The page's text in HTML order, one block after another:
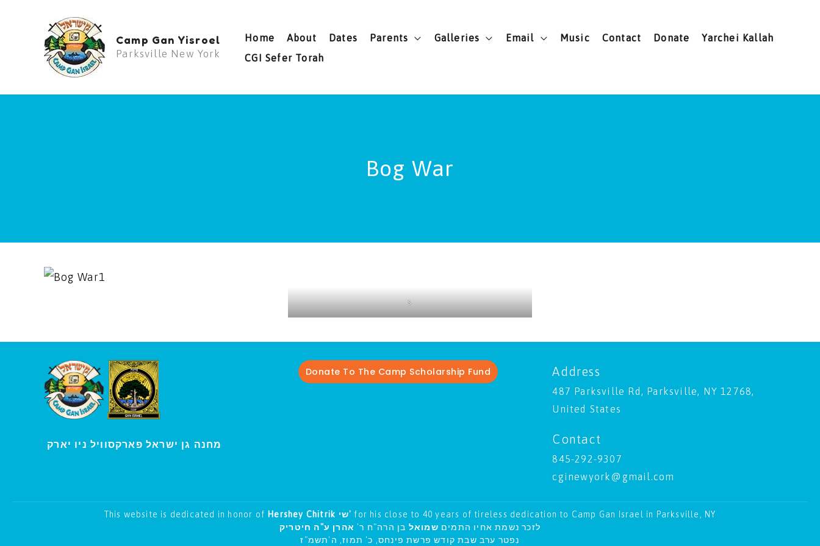
Camp Gan Yisroel
Parksville New York
Home About Dates Parents Galleries Email Music Contact Donate
Yarchei Kallah
CGI Sefer Torah
Bog War
s
מחנה גן ישראל פארקסוויל ני
Donate To The Camp Scholarship Fund Address
487 Parksville Rd, Parksville, NY 12768,
United States
Contact
845-292-9307
cginewyork@gmail.com
This website is dedicated in honor of Hershey Chitrik שי' for his close to 40 years of tireless dedication to Camp Gan Israel in Parksville, NY
לזכר נשמת אחיו התמים שמואל בן הרה"ח ר' אהרן ע"ה חיטריק
נפטר ערב שבת קודש פרשת פינחס, כ' תמוז, ה'תשמ"ז